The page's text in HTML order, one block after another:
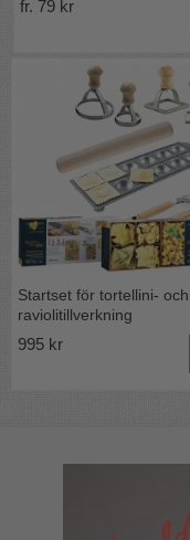
fr. 79 kr
Startset för tortellini- och
raviolitillverkning
995 kr